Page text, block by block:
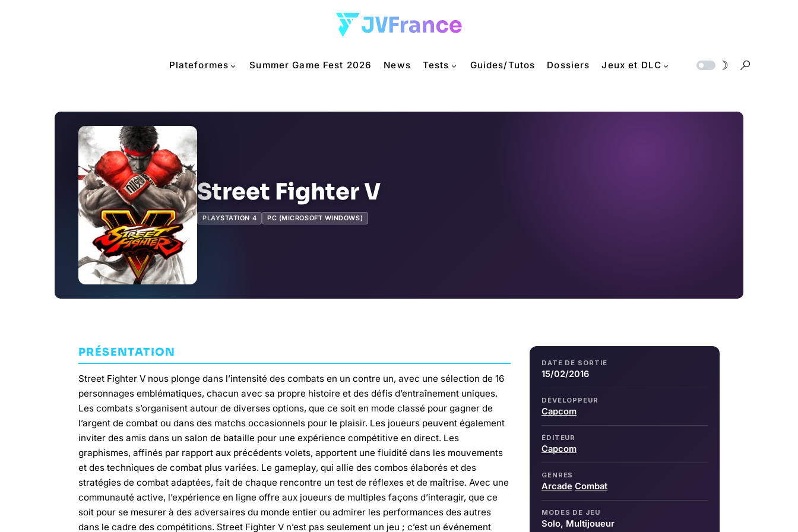
Plateformes Summer Game Fest 2026 News Tests Guides/Tutos Dossiers Jeux et DLC
Street Fighter V
PLAYSTATION 4 PC (MICROSOFT WINDOWS)
PRÉSENTATION
Street Fighter V nous plonge dans l’intensité des combats en un contre un, avec une sélection de 16
personnages emblématiques, chacun avec sa propre histoire et des défis d’entraînement uniques.
Les combats s’organisent autour de diverses options, que ce soit en mode classé pour gagner de
l’argent de combat ou dans des matchs occasionnels pour le plaisir. Les joueurs peuvent également
inviter des amis dans un salon de bataille pour une expérience compétitive en direct. Les
graphismes, affinés par rapport aux précédents volets, apportent une fluidité dans les mouvements
et des techniques de combat plus variées. Le gameplay, qui allie des combos élaborés et des
stratégies de combat adaptées, fait de chaque rencontre un test de réflexes et de maîtrise. Avec une
communauté active, l’expérience en ligne offre aux joueurs de multiples façons d’interagir, que ce
soit pour se mesurer à des adversaires du monde entier ou admirer les performances des autres
dans le cadre des compétitions. Street Fighter V n’est pas seulement un jeu ; c’est un événement
DATE DE SORTIE
15/02/2016
DÉVELOPPEUR
Capcom
ÉDITEUR
Capcom
GENRES
Arcade Combat
MODES DE JEU
Solo, Multijoueur